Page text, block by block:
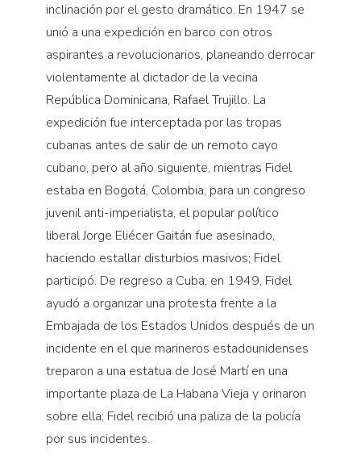
inclinación por el gesto dramático. En 1947 se
unió a una expedición en barco con otros
aspirantes a revolucionarios, planeando derrocar
violentamente al dictador de la vecina
República Dominicana, Rafael Trujillo. La
expedición fue interceptada por las tropas
cubanas antes de salir de un remoto cayo
cubano, pero al año siguiente, mientras Fidel
estaba en Bogotá, Colombia, para un congreso
juvenil anti-imperialista, el popular político
liberal Jorge Eliécer Gaitán fue asesinado,
haciendo estallar disturbios masivos; Fidel
participó. De regreso a Cuba, en 1949, Fidel
ayudó a organizar una protesta frente a la
Embajada de los Estados Unidos después de un
incidente en el que marineros estadounidenses
treparon a una estatua de José Martí en una
importante plaza de La Habana Vieja y orinaron
sobre ella; Fidel recibió una paliza de la policía
por sus incidentes.